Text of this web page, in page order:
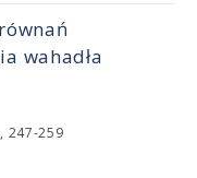
wahadła
247-259